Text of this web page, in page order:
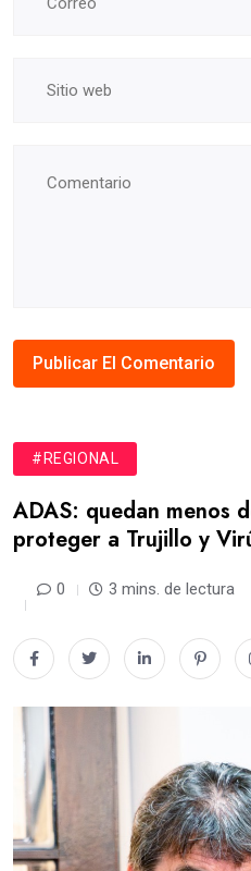
#REGIONAL
ADAS: quedan menos
proteger a Trujillo y
0 3 mins. de lectura